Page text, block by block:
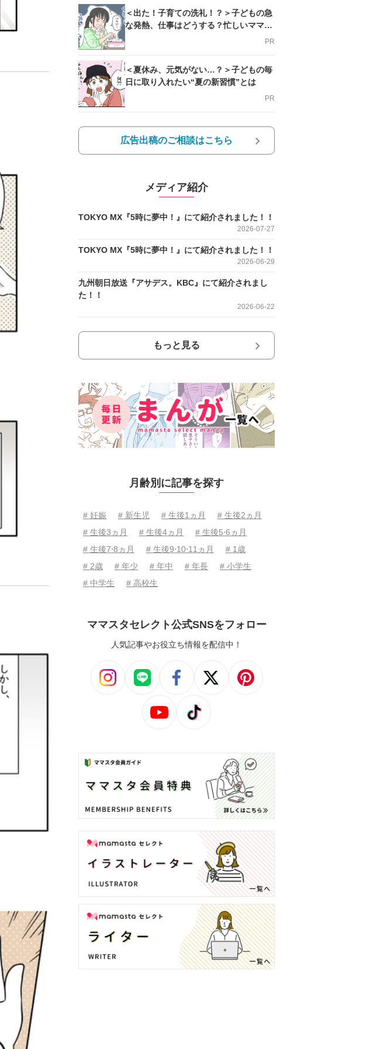
＜出た！子育ての洗礼！？＞子どもの急
な発熱、仕事はどうする？忙しいママを
PR
＜夏休み、元気がない…？＞子どもの毎
日に取り入れたい“夏の新習慣”とは
PR
広告出稿のご相談はこちら
メディア紹介
TOKYO MX『5時に夢中！』にて紹介されました！！
2026-07-27
TOKYO MX『5時に夢中！』にて紹介されました！！
2026-06-29
九州朝日放送『アサデス。KBC』にて紹介されまし
た！！
2026-06-22
もっと見る
月齢別に記事を探す
# 妊娠 # 新生児 # 生後1ヵ月
# 生後2ヵ月
# 生後3ヵ月
# 生後4ヵ月
# 生後5⋅6ヵ月
# 生後7⋅8ヵ月
# 生後9⋅10⋅11ヵ月
# 1歳
# 2歳
# 年少 # 年中 # 年長
# 小学生
# 中学生
# 高校生
ママスタセレクト公式SNSをフォロー
人気記事やお役立ち情報を配信中！